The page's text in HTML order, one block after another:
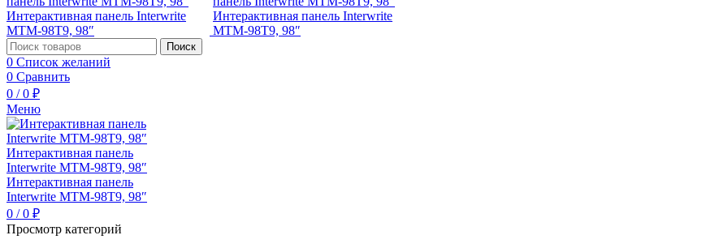
Поиск
0 Список желаний
0 Сравнить
0 / 0 ₽
Меню
0 / 0 ₽
Просмотр категорий